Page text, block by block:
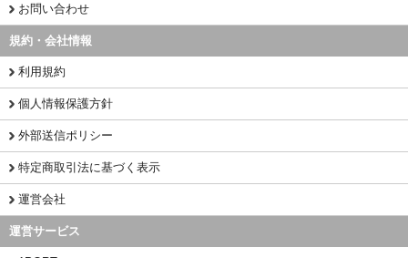
お問い合わせ
規約・会社情報
利用規約
個人情報保護方針
外部送信ポリシー
特定商取引法に基づく表示
運営会社
運営サービス